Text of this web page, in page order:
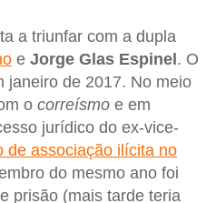
a triunfar com a dupla
e Jorge Glas Espinel . O
janeiro de 2017. No meio
o correísmo e em
jurídico do ex-vice-
de associação ilícita no
do mesmo ano foi
prisão (mais tarde teria